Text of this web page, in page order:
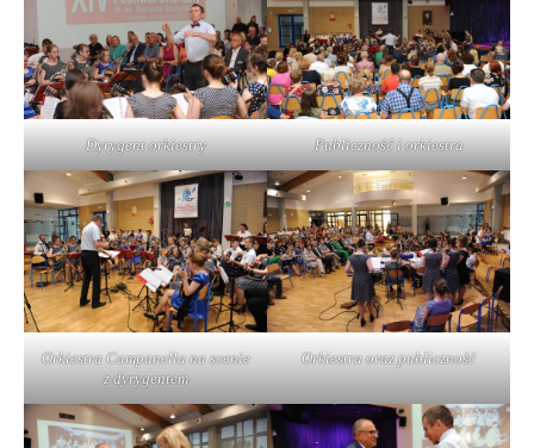
Dyrygent orkiestry Publiczność i orkiestra
Orkiestra Campanella na scenie
z dyrygentem
Orkiestra oraz publiczność